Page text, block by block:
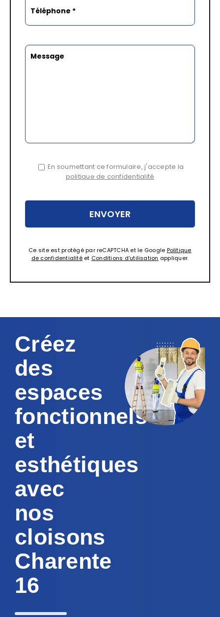
En soumettant ce formulaire, j'accepte la
politique de confidentialité
Ce site est protégé par reCAPTCHA et le Google Politique
de confidentialitéet Conditions d'utilisation appliquer.
Créez
des
espaces
fonctionnels
et
esthétiques
avec
nos
cloisons
Charente
16